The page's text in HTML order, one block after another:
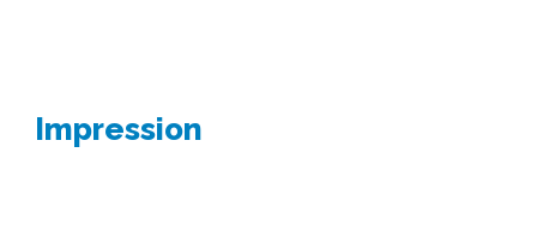
Impression